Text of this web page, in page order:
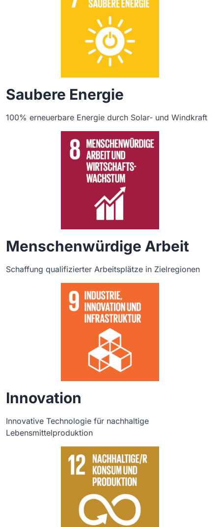
Saubere Energie
100% erneuerbare Energie durch Solar- und Windkraft
Menschenwürdige Arbeit
Schaffung qualifizierter Arbeitsplätze in Zielregionen
Innovation
Innovative Technologie für nachhaltige
Lebensmittelproduktion